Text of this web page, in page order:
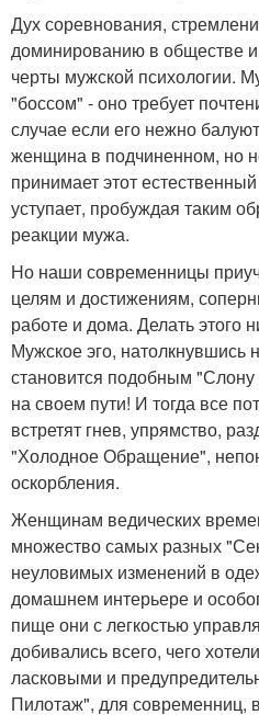
Дух соревнования,
доминированию в обществе
черты мужской психологии.
"боссом" - оно требует
случае если его нежно
женщина в подчиненном, но
принимает этот
уступает, пробуждая таким
реакции мужа.
Но наши современницы
целям и достижениям,
работе и дома. Делать этого
Мужское эго, натолкнувшись
становится подобным
на своем пути! И тогда все
встретят гнев, упрямство,
"Холодное Обращение",
оскорбления.
Женщинам ведических
множество самых разных
неуловимых изменений в
домашнем интерьере и
пище они с легкостью
добивались всего, чего
ласковыми и
Пилотаж", для современниц,